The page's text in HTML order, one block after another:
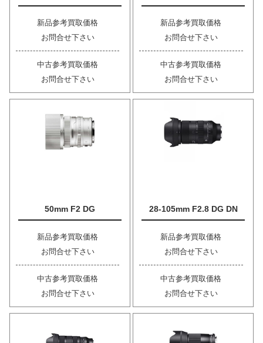
新品参考買取価格
お問合せ下さい
中古参考買取価格
お問合せ下さい
新品参考買取価格
お問合せ下さい
中古参考買取価格
お問合せ下さい
50mm F2 DG
新品参考買取価格
お問合せ下さい
中古参考買取価格
お問合せ下さい
28-105mm F2.8 DG DN
新品参考買取価格
お問合せ下さい
中古参考買取価格
お問合せ下さい